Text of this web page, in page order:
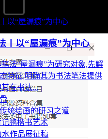
丨以“屋漏痕”为中心
法“屋漏痕”为研究对象,先解
特征,明确其为书法笔法提供
在书法...
统绘画的研习之道
鹏楷书艺术
水作品展征稿